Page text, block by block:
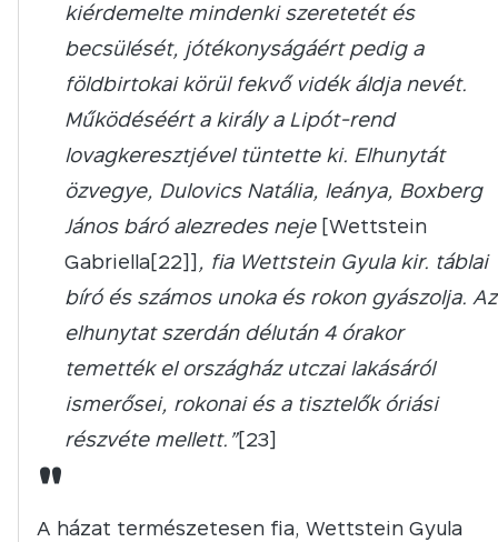
kiérdemelte mindenki szeretetét és
becsülését, jótékonyságáért pedig a
földbirtokai körül fekvő vidék áldja nevét.
Működéséért a király a Lipót-rend
lovagkeresztjével tüntette ki. Elhunytát
özvegye, Dulovics Natália, leánya, Boxberg
János báró alezredes neje [Wettstein
Gabriella[22]] , fia Wettstein Gyula kir. táblai
bíró és számos unoka és rokon gyászolja. Az
elhunytat szerdán délután 4 órakor
temették el országház utczai lakásáról
ismerősei, rokonai és a tisztelők óriási
részvéte mellett.”[23]
"
A házat természetesen fia, Wettstein Gyula